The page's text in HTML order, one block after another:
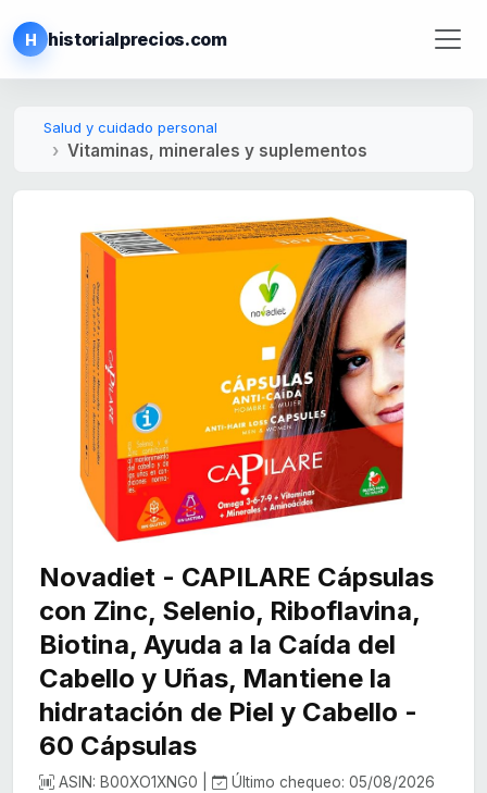
H historialprecios.com
Salud y cuidado personal
Vitaminas, minerales y suplementos
Novadiet - CAPILARE Cápsulas
con Zinc, Selenio, Riboflavina,
Biotina, Ayuda a la Caída del
Cabello y Uñas, Mantiene la
hidratación de Piel y Cabello -
60 Cápsulas
ASIN: B00XO1XNG0 |
Último chequeo: 05/08/2026